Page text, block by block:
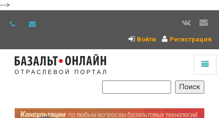
-->
Войти Регистрация